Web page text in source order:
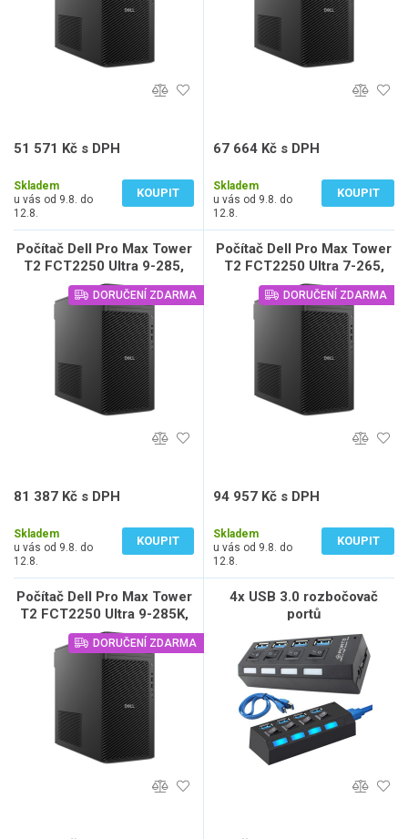
51 571 Kč s DPH
Skladem
u vás od 9.8. do
12.8.
KOUPIT
67 664 Kč s DPH
Skladem
u vás od 9.8. do
12.8.
KOUPIT
Počítač Dell Pro Max Tower
T2 FCT2250 Ultra 9-285,
32GB, 1TB SSD, W11 Pro,
vPro, 3Y NBD
DORUČENÍ ZDARMA
81 387 Kč s DPH
Skladem
u vás od 9.8. do
12.8.
KOUPIT
Počítač Dell Pro Max Tower
T2 FCT2250 Ultra 7-265,
32GB, 1TB SSD, Nvidia RTX
2000 Ada 16GB, vPro, W11
Pro, 3Y NBD
DORUČENÍ ZDARMA
94 957 Kč s DPH
Skladem
u vás od 9.8. do
12.8.
KOUPIT
Počítač Dell Pro Max Tower
T2 FCT2250 Ultra 9-285K,
64GB, 1TB SSD, W11 Pro,
vPro, 3Y NBD
DORUČENÍ ZDARMA
4x USB 3.0 rozbočovač
portů